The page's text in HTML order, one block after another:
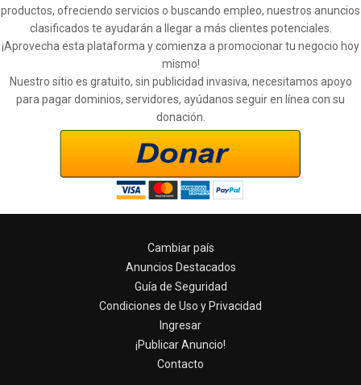
productos, ofreciendo servicios o buscando empleo, nuestros anuncios
clasificados te ayudarán a llegar a más clientes potenciales.
¡Aprovecha esta plataforma y comienza a promocionar tu negocio hoy
mismo!
Nuestro sitio es gratuito, sin publicidad invasiva, necesitamos apoyo
para pagar dominios, servidores, ayúdanos seguir en línea con su
donación.
Cambiar país
Anuncios Destacados
Guía de Seguridad
Condiciones de Uso y Privacidad
Ingresar
¡Publicar Anuncio!
Contacto